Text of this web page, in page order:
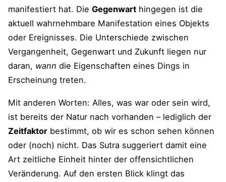
manifestiert hat. Die Gegenwart hingegen ist die
aktuell wahrnehmbare Manifestation eines Objekts
oder Ereignisses. Die Unterschiede zwischen
Vergangenheit, Gegenwart und Zukunft liegen nur
daran, wann die Eigenschaften eines Dings in
Erscheinung treten.
Mit anderen Worten: Alles, was war oder sein wird,
ist bereits der Natur nach vorhanden – lediglich der
Zeitfaktor bestimmt, ob wir es schon sehen können
oder (noch) nicht. Das Sutra suggeriert damit eine
Art zeitliche Einheit hinter der offensichtlichen
Veränderung. Auf den ersten Blick klingt das